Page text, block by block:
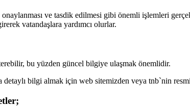
ve tasdik edilmesi gibi önemli işlemleri
vatandaşlara yardımcı olurlar.
bu yüzden güncel bilgiye ulaşmak önemlidir.
detaylı bilgi almak için web sitemizden veya tnb`nin